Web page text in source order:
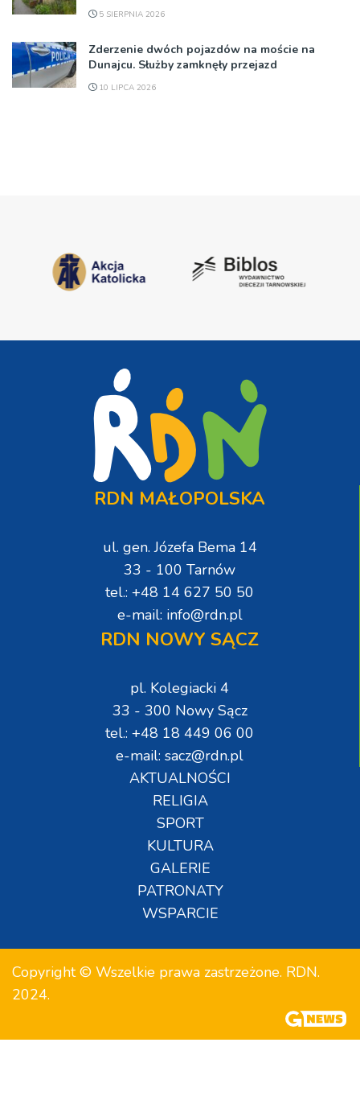
5 SIERPNIA 2026
Zderzenie dwóch pojazdów na moście na
Dunajcu. Służby zamknęły przejazd
10 LIPCA 2026
RDN MAŁOPOLSKA
ul. gen. Józefa Bema 14
33 - 100 Tarnów
tel.: +48 14 627 50 50
e-mail: info@rdn.pl
RDN NOWY SĄCZ
pl. Kolegiacki 4
33 - 300 Nowy Sącz
tel.: +48 18 449 06 00
e-mail: sacz@rdn.pl
AKTUALNOŚCI
RELIGIA
SPORT
KULTURA
GALERIE
PATRONATY
WSPARCIE
Copyright © Wszelkie prawa zastrzeżone. RDN.
2024.